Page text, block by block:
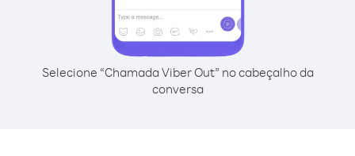
Selecione “Chamada Viber Out” no cabeçalho da
conversa